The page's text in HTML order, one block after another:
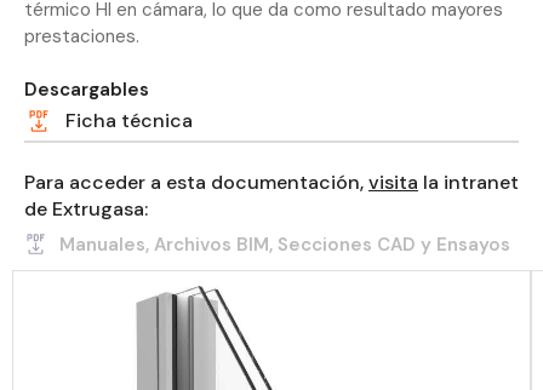
térmico HI en cámara, lo que da como resultado mayores
prestaciones.
Descargables
Ficha técnica
Para acceder a esta documentación,visita la intranet
de Extrugasa:
Manuales, Archivos BIM, Secciones CAD y Ensayos